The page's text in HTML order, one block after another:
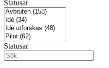
Statusar
Statusar